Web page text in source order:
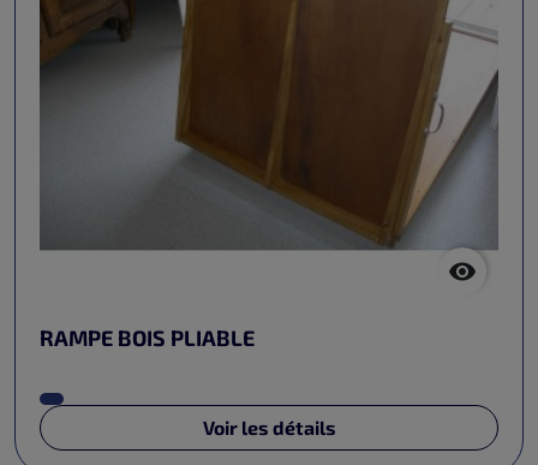

RAMPE BOIS PLIABLE
Voir les détails